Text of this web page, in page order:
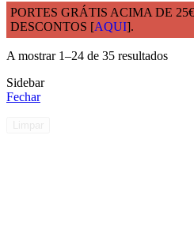
PORTES GRÁTIS ACIMA DE
DESCONTOS [AQUI].
InícioModeloBandejas
A mostrar 1–24 de 35 resultados
Sidebar
Fechar